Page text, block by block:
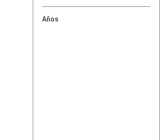
Años